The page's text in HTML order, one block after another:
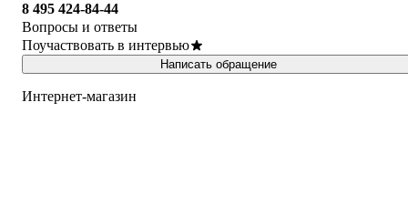
8 495 424-84-44
Вопросы и ответы
Поучаствовать в интервью
Написать обращение
Интернет-магазин